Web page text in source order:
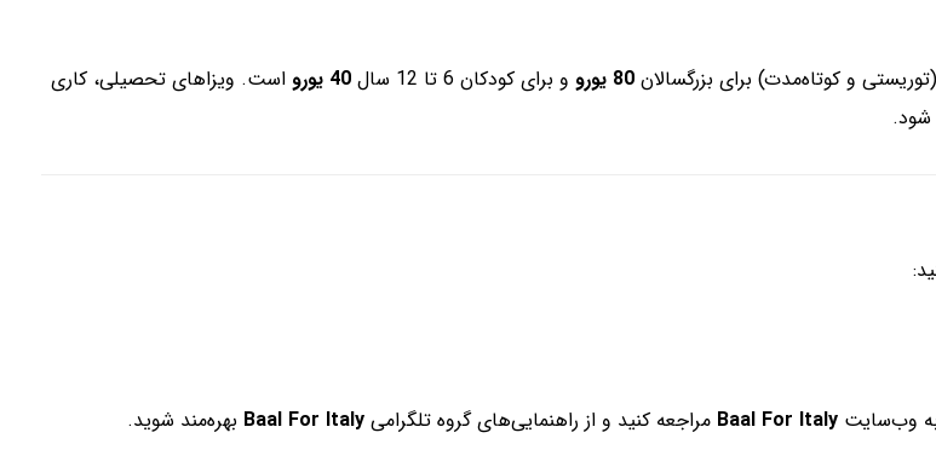
و کوتاه‌مدت) برای بزرگسالان 80 یورو و برای کودکان 6 تا 12 سال 40 یورو
است. ویزاهای تحصیلی، کاری
شود.
به وب‌سایت Baal For Italy مراجعه کنید و از راهنمایی‌های گروه تلگرامی Baal For Italy بهره‌مند شوید.